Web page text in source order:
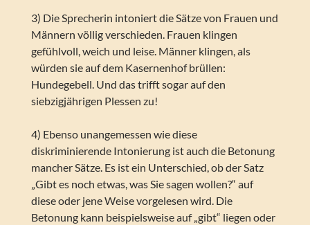
3) Die Sprecherin intoniert die Sätze von Frauen und
Männern völlig verschieden. Frauen klingen
gefühlvoll, weich und leise. Männer klingen, als
würden sie auf dem Kasernenhof brüllen:
Hundegebell. Und das trifft sogar auf den
siebzigjährigen Plessen zu!
4) Ebenso unangemessen wie diese
diskriminierende Intonierung ist auch die Betonung
mancher Sätze. Es ist ein Unterschied, ob der Satz
„Gibt es noch etwas, was Sie sagen wollen?“ auf
diese oder jene Weise vorgelesen wird. Die
Betonung kann beispielsweise auf „gibt“ liegen oder